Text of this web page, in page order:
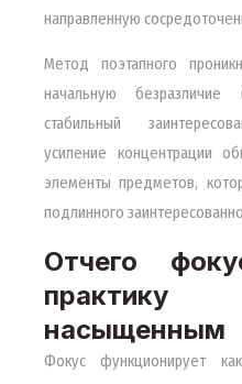
направленную
Метод поэтапного
начальную
стабильный
усиление концентрации
элементы предметов,
подлинного
Отчего
практику
насыщенным
Фокус функционирует